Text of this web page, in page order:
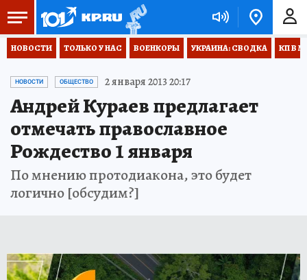
НОВОСТИ ТОЛЬКО У НАС ВОЕНКОРЫ УКРАИНА: СВОДКА КП В
НОВОСТИ ОБЩЕСТВО 2 января 2013 20:17
Андрей Кураев предлагает
отмечать православное
Рождество 1 января
По мнению протодиакона, это будет
логично [обсудим?]